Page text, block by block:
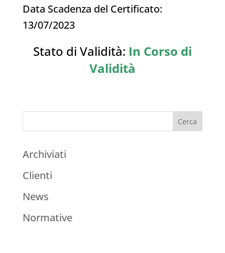
Data Scadenza del Certificato:
13/07/2023
Stato di Validità: In Corso di
Validità
Archiviati
Clienti
News
Normative